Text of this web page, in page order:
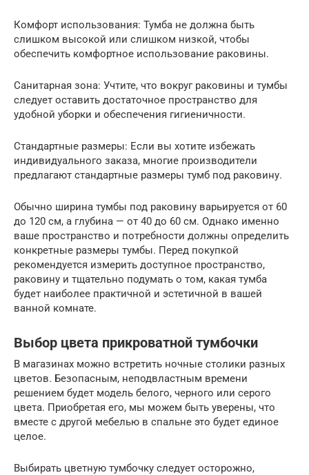
Комфорт использования: Тумба не должна быть
слишком высокой или слишком низкой, чтобы
обеспечить комфортное использование раковины.
Санитарная зона: Учтите, что вокруг раковины и тумбы
следует оставить достаточное пространство для
удобной уборки и обеспечения гигиеничности.
Стандартные размеры: Если вы хотите избежать
индивидуального заказа, многие производители
предлагают стандартные размеры тумб под раковину.
Обычно ширина тумбы под раковину варьируется от 60
до 120 см, а глубина — от 40 до 60 см. Однако именно
ваше пространство и потребности должны определить
конкретные размеры тумбы. Перед покупкой
рекомендуется измерить доступное пространство,
раковину и тщательно подумать о том, какая тумба
будет наиболее практичной и эстетичной в вашей
ванной комнате.
Выбор цвета прикроватной тумбочки
В магазинах можно встретить ночные столики разных
цветов. Безопасным, неподвластным времени
решением будет модель белого, черного или серого
цвета. Приобретая его, мы можем быть уверены, что
вместе с другой мебелью в спальне это будет единое
целое.
Выбирать цветную тумбочку следует осторожно,